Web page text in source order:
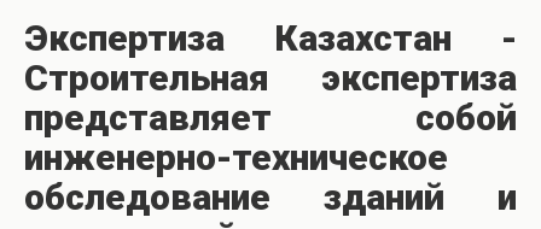
Экспертиза Казахстан -
Строительная экспертиза
представляет собой
инженерно-техническое
обследование зданий и